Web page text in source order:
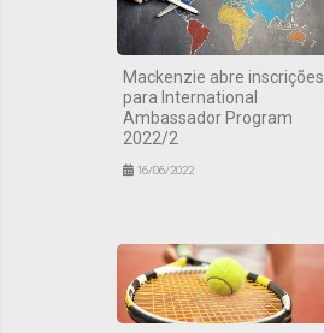
Mackenzie abre inscrições
para International
Ambassador Program
2022/2
16/06/2022